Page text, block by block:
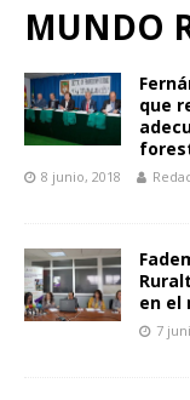
MUNDO
que
8 junio, 2018
en el
7